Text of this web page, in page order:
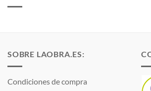
SOBRE LAOBRA.ES:
Condiciones de compra